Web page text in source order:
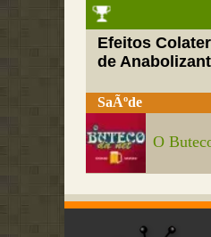
Efeitos
de
SaÃºde
O